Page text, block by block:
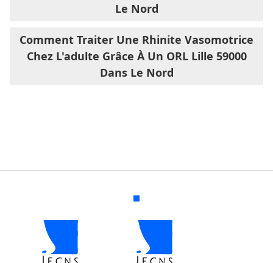
Le Nord
Comment Traiter Une Rhinite Vasomotrice
Chez L'adulte Grâce À Un ORL Lille 59000
Dans Le Nord